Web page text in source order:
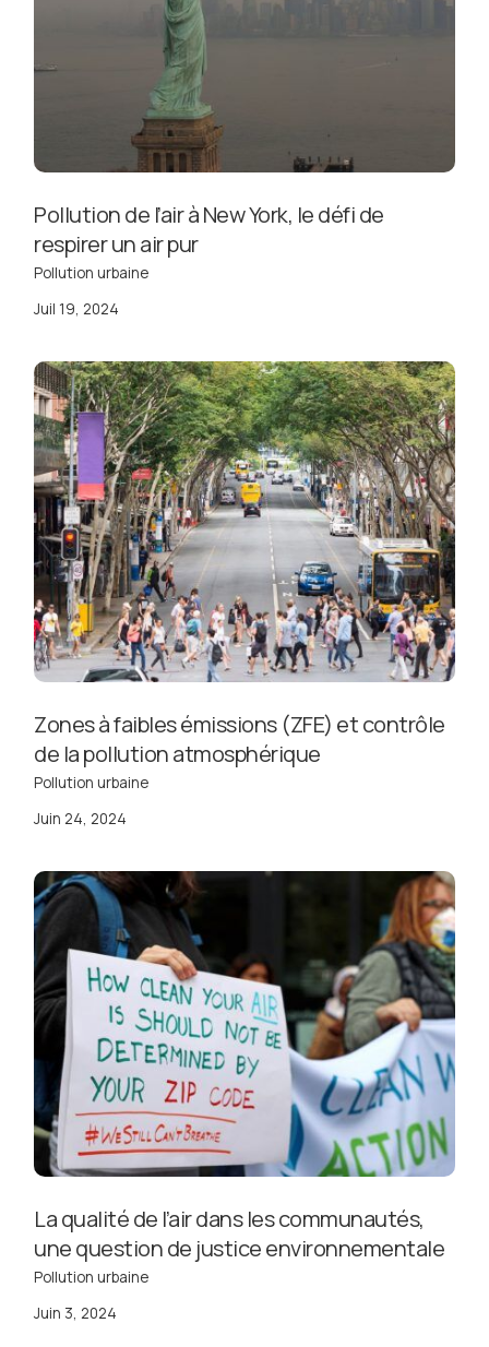
Pollution de l’air à New York, le défi de
respirer un air pur
Pollution urbaine
Juil 19, 2024
Zones à faibles émissions (ZFE) et contrôle
de la pollution atmosphérique
Pollution urbaine
Juin 24, 2024
La qualité de l’air dans les communautés,
une question de justice environnementale
Pollution urbaine
Juin 3, 2024